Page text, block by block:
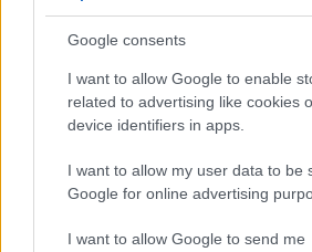
Google consents
I want to allow Google to enable
related to advertising like cookies
device identifiers in apps.
I want to allow my user data to be
Google for online advertising
I want to allow Google to send me
NECROLOGIE